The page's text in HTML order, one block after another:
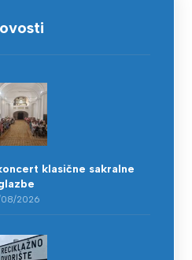
klasične sakralne
2026